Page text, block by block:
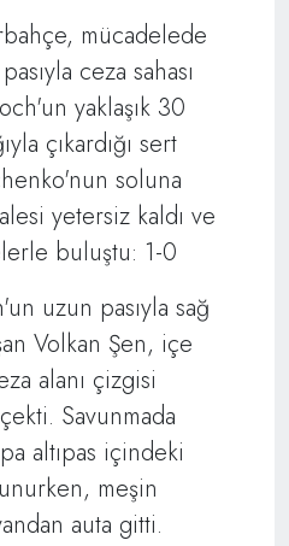
mücadelede
ceza sahası
yaklaşık 30
çıkardığı sert
soluna
yetersiz kaldı ve
buluştu: 1-0
uzun pasıyla sağ
Volkan Şen, içe
alanı çizgisi
Savunmada
altıpas içindeki
meşin
auta gitti.